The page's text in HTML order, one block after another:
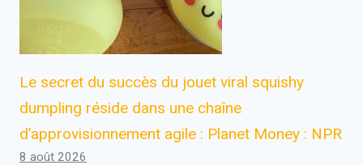
Le secret du succès du jouet viral squishy
dumpling réside dans une chaîne
d’approvisionnement agile : Planet Money : NPR
8 août 2026